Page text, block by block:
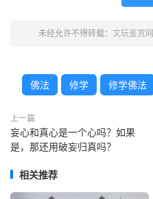
未经允许不得转载： 文玩鉴赏网
佛法 修学 修学佛法
上一篇
妄心和真心是一个心吗？如果
是，那还用破妄归真吗？
相关推荐